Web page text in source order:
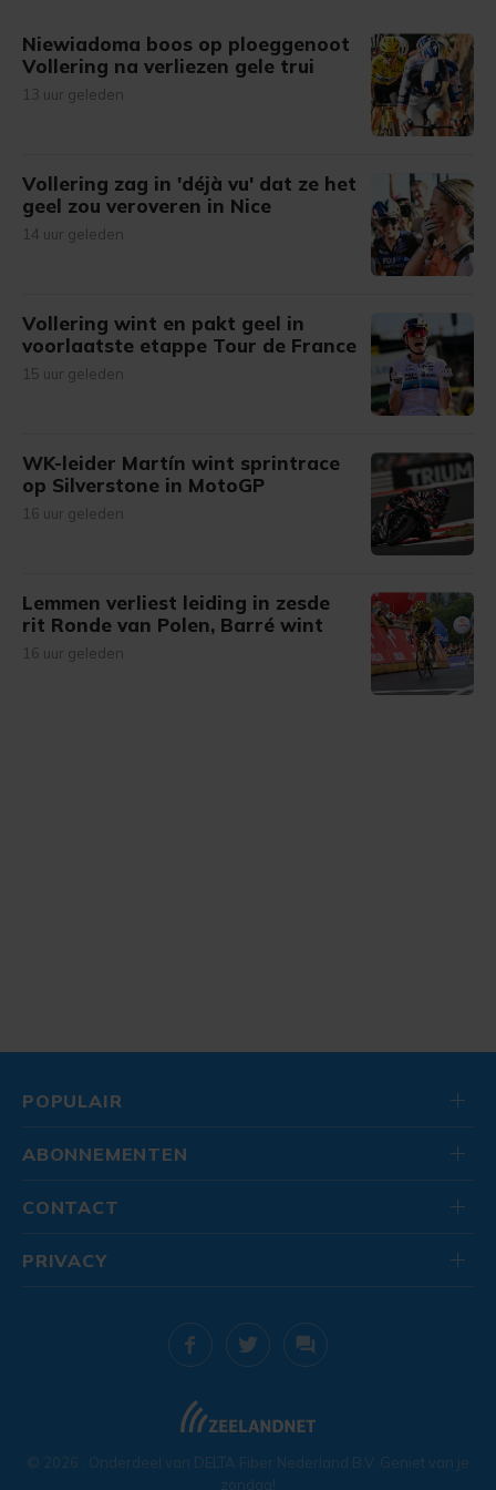
Niewiadoma boos op ploeggenoot
Vollering na verliezen gele trui
13 uur geleden
Vollering zag in 'déjà vu' dat ze het
geel zou veroveren in Nice
14 uur geleden
Vollering wint en pakt geel in
voorlaatste etappe Tour de France
15 uur geleden
WK-leider Martín wint sprintrace
op Silverstone in MotoGP
16 uur geleden
Lemmen verliest leiding in zesde
rit Ronde van Polen, Barré wint
16 uur geleden
POPULAIR
ABONNEMENTEN
CONTACT
© 2026 . Onderdeel van DELTA Fiber Nederland B.V. Geniet van je
zondag!
PRIVACY